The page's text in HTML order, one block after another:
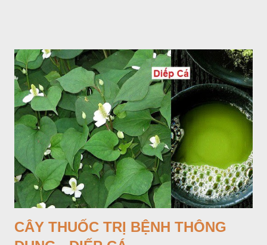
một mo to màu đỏ xanh có đốm trắng, mặt trong màu đỏ thẫm,
bao lấy một bong mo là một trục mang phần hoa cái ở dưới,
phần hoa đực ở trên. Khoai nưa phân bố ở Ấn độ, Myanma,
Trung quốc, Việt nam, Campuchia, Malaixia, Inđônêxia,
Philippin. Ở nước ta, khoai nưa mọc hoang rải rác ở khắp các
vùng rừng núi, được bà con nhiều địa phương đem về trồng từ
lâu đời ở trong vườn, quanh bờ ao, dọc hàng rào và trên các
đồi để làm thức ăn cho người và gia súc, gặp nhiều ở các tỉnh
Lạng s...
CÂY THUỐC TRỊ BỆNH THÔNG